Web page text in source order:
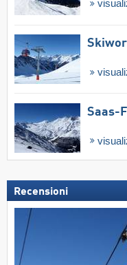
Saas-
Recensioni